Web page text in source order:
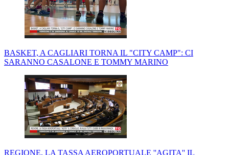
BASKET, A CAGLIARI TORNA IL "CITY CAMP": CI
SARANNO CASALONE E TOMMY MARINO
REGIONE, LA TASSA AEROPORTUALE ''AGITA'' IL